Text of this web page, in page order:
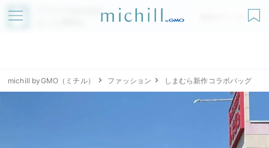
アプリでmichillが
無料ダウンロード
michill byGMO（ミチル） ファッション しまむら新作コラボバッグ